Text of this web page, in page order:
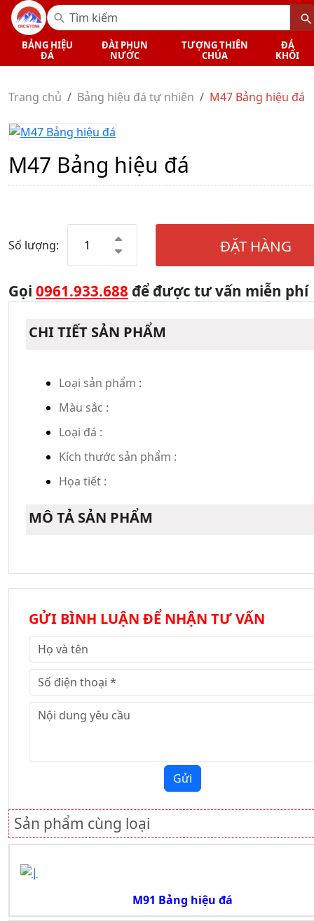
BẢNG HIỆU
ĐÁ
ĐÀI PHUN
NƯỚC
TƯỢNG THIÊN
CHÚA
ĐÁ
KHỐI
Trang chủ Bảng hiệu đá tự nhiên M47 Bảng hiệu đá
M47 Bảng hiệu đá
Số lượng: ĐẶT HÀNG
Gọi 0961.933.688 để được tư vấn miễn phí
CHI TIẾT SẢN PHẨM
Loại sản phẩm :
Màu sắc :
Loại đá :
Kích thước sản phẩm :
Họa tiết :
MÔ TẢ SẢN PHẨM
GỬI BÌNH LUẬN ĐỂ NHẬN TƯ VẤN
Gửi
Sản phẩm cùng loại
M91 Bảng hiệu đá